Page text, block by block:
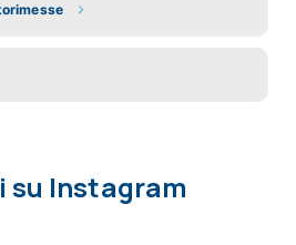
su Instagram